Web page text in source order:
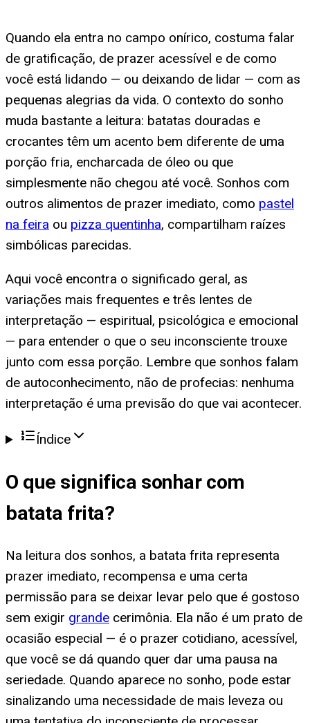
Quando ela entra no campo onírico, costuma falar
de gratificação, de prazer acessível e de como
você está lidando — ou deixando de lidar — com as
pequenas alegrias da vida. O contexto do sonho
muda bastante a leitura: batatas douradas e
crocantes têm um acento bem diferente de uma
porção fria, encharcada de óleo ou que
simplesmente não chegou até você. Sonhos com
outros alimentos de prazer imediato, como pastel
na feira ou pizza quentinha, compartilham raízes
simbólicas parecidas.
Aqui você encontra o significado geral, as
variações mais frequentes e três lentes de
interpretação — espiritual, psicológica e emocional
— para entender o que o seu inconsciente trouxe
junto com essa porção. Lembre que sonhos falam
de autoconhecimento, não de profecias: nenhuma
interpretação é uma previsão do que vai acontecer.
Índice
O que significa sonhar com
batata frita?
Na leitura dos sonhos, a batata frita representa
prazer imediato, recompensa e uma certa
permissão para se deixar levar pelo que é gostoso
sem exigir grande cerimônia. Ela não é um prato de
ocasião especial — é o prazer cotidiano, acessível,
que você se dá quando quer dar uma pausa na
seriedade. Quando aparece no sonho, pode estar
sinalizando uma necessidade de mais leveza ou